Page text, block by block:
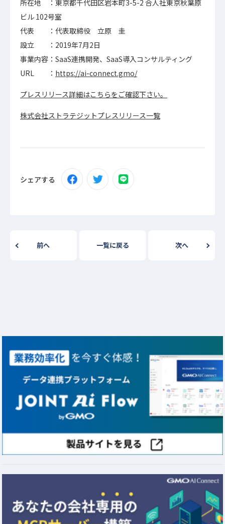
所在地 ：東京都千代田区岩本町3-5-2 合人社東京秋葉原
ビル 102号室
代表 ：代表取締役 立原 圭
設立 ：2019年7月2日
事業内容：SaaS連携開発、SaaS導入コンサルティング
URL ： https://ai-connect.gmo/
プレスリリース詳細はこちらをご確認下さい。
株式会社ストラテジットプレスリリース一覧
シェアする
前へ 一覧に戻る 次へ